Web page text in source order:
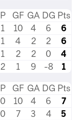
P GF GA DG Pts
1 10 4 6
6
1 4 2 2
6
1 2 2 0
4
2 1 9 -8 1
P GF GA DG Pts
0 10 4 6
7
0 7 3 4
5